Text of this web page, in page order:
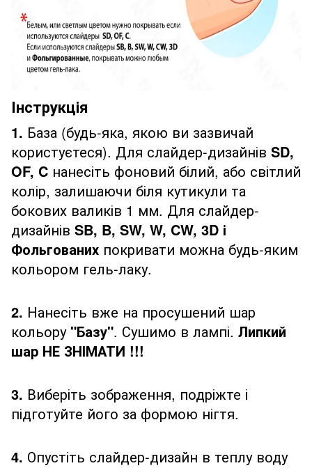
Інструкція
1. База (будь-яка, якою ви зазвичай
користуєтеся). Для слайдер-дизайнів SD,
OF, C нанесіть фоновий білий, або світлий
колір, залишаючи біля кутикули та
бокових валиків 1 мм. Для слайдер-
дизайнів SB, B, SW, W, CW, 3D і
Фольгованих покривати можна будь-яким
кольором гель-лаку.
2. Нанесіть вже на просушений шар
кольору "Базу". Сушимо в лампі. Липкий
шар НЕ ЗНІМАТИ !!!
3. Виберіть зображення, подріжте і
підготуйте його за формою нігтя.
4. Опустіть слайдер-дизайн в теплу воду